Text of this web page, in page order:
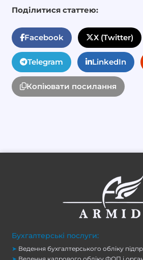
Поділитися статтею:
Facebook Х (Twitter)
Telegram LinkedIn
Копіювати посилання
Бухгалтерські послуги:
➤ Ведення бухгалтерського обліку